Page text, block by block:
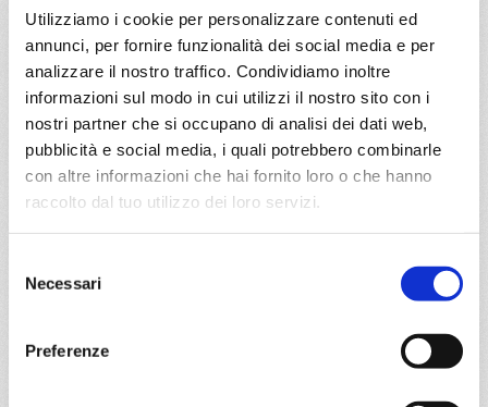
Utilizziamo i cookie per personalizzare contenuti ed
annunci, per fornire funzionalità dei social media e per
analizzare il nostro traffico. Condividiamo inoltre
informazioni sul modo in cui utilizzi il nostro sito con i
nostri partner che si occupano di analisi dei dati web,
pubblicità e social media, i quali potrebbero combinarle
con altre informazioni che hai fornito loro o che hanno
raccolto dal tuo utilizzo dei loro servizi.
delNecessari
Preferenze
a partire da
€ 553
Caraibi8 giorni
daLa Romanacon
La Romana, Oranjestad, Willis island, Kralendijk, Svartisen
13/03/2028